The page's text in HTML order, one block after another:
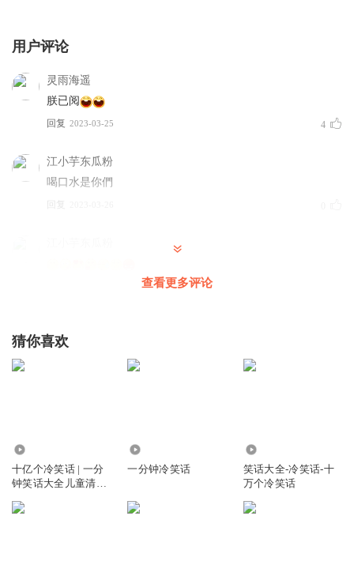
用户评论
灵雨海遥
朕已阅
回复 2023-03-25 4
江小芋东瓜粉
喝口水是你們
回复
表个态
查看更多评论
猜你喜欢
十亿个冷笑话 | 一分
钟笑话大全儿童清新
一分钟冷笑话
笑话大全-冷笑话-十
万个冷笑话